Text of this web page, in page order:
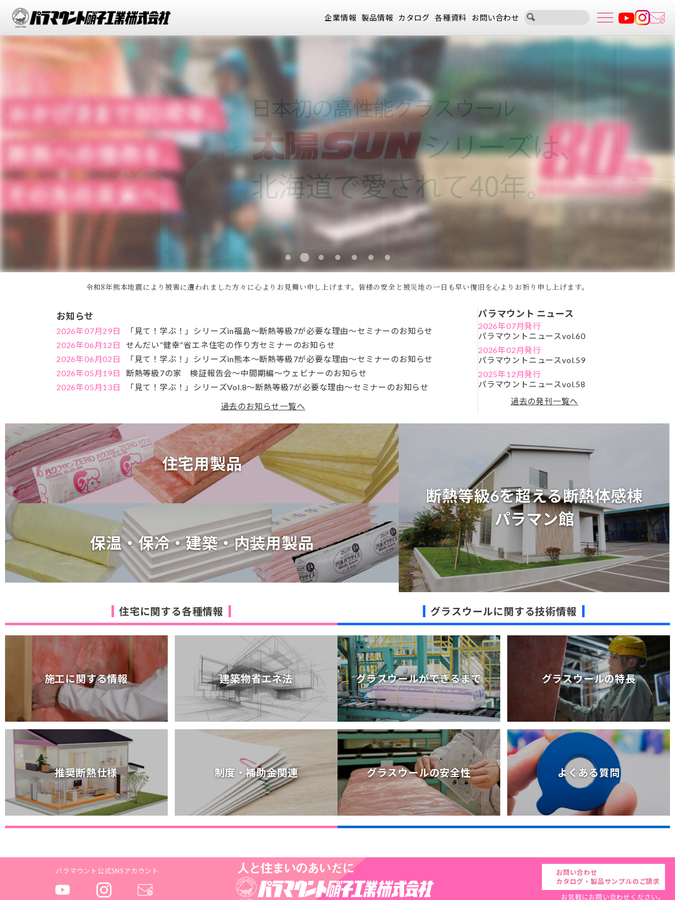
企業情報 製品情報 カタログ 各種資料 お問い合わせ
令和8年熊本地震により被害に遭われました方々に心よりお見舞い申し上げます。皆様の安全と被災地の一日も早い復旧を心よりお祈り申し上げます。
お知らせ
2026年07月29日
「見て！学ぶ！」シリーズin福島～断熱等級7が必要な理由～セミナーのお知らせ
2026年06月12日
せんだい”健幸”省エネ住宅の作り方セミナーのお知らせ
2026年06月02日
「見て！学ぶ！」シリーズin熊本～断熱等級7が必要な理由～セミナーのお知らせ
2026年05月19日
断熱等級7の家 検証報告会～中間期編～ウェビナーのお知らせ
2026年05月13日
「見て！学ぶ！」シリーズVol.8～断熱等級7が必要な理由～セミナーのお知らせ
過去のお知らせ一覧へ
パラマウント ニュース
2026年07月発行
パラマウントニュースvol.60
2026年02月発行
パラマウントニュースvol.59
2025年12月発行
パラマウントニュースvol.58
過去の発刊一覧へ
住宅用製品
住宅用製品
保温・保冷・建築・内装用製品
保温・保冷・建築・内装用製品
断熱等級6を超える断熱体感棟
パラマン館
断熱等級6を超える断熱体感棟
パラマン館
住宅に関する各種情報
施工に関する情報
施工に関する情報
建築物省エネ法
建築物省エネ法
推奨断熱仕様
推奨断熱仕様
制度・補助金関連
制度・補助金関連
グラスウールに関する技術情報
グラスウールができるまで
グラスウールができるまで
グラスウールの特長
グラスウールの特長
グラスウールの安全性
グラスウールの安全性
よくある質問
よくある質問
パラマウント公式SNSアカウント
お問い合わせ
カタログ・製品サンプルのご請求
お気軽にお問い合わせください。